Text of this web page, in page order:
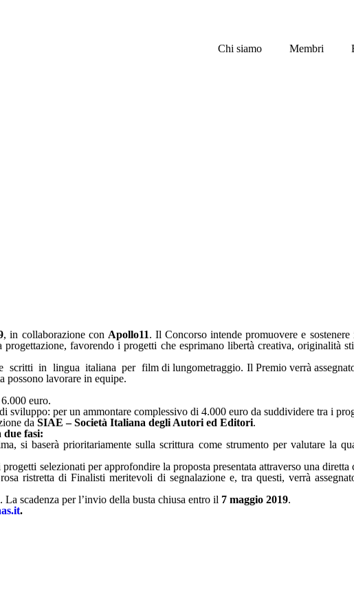
Chi siamo Membri
, in collaborazione con Apollo11. Il Concorso intende promuovere e
favorendo i progetti che esprimano libertà creativa, originalità
in lingua italiana per film di lungometraggio. Il Premio verrà assegnato
possono lavorare in equipe.
euro.
sviluppo: per un ammontare complessivo di 4.000 euro da suddividere tra i
da SIAE – Società Italiana degli Autori ed Editori.
due fasi:
si baserà prioritariamente sulla scrittura come strumento per valutare la
selezionati per approfondire la proposta presentata attraverso una diretta
ristretta di Finalisti meritevoli di segnalazione e, tra questi, verrà
. La scadenza per l’invio della busta chiusa entro il 7 maggio 2019.
.